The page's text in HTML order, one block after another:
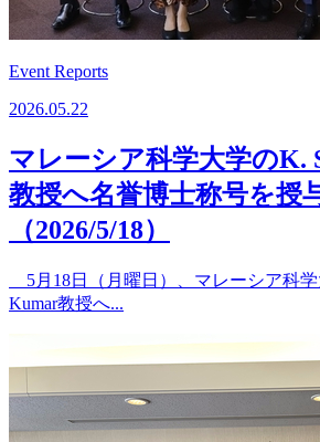
Event Reports
2026.05.22
マレーシア科学大学のK.
教授へ名誉博士称号を授
（2026/5/18）
5月18日（月曜日）、マレーシア科学
Kumar教授へ...